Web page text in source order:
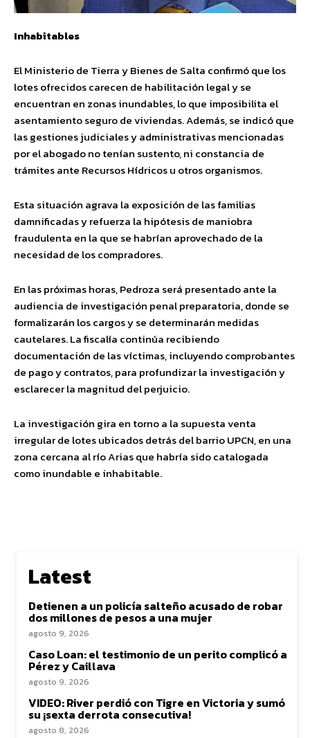
Inhabitables
El Ministerio de Tierra y Bienes de Salta confirmó que los
lotes ofrecidos carecen de habilitación legal y se
encuentran en zonas inundables, lo que imposibilita el
asentamiento seguro de viviendas. Además, se indicó que
las gestiones judiciales y administrativas mencionadas
por el abogado no tenían sustento, ni constancia de
trámites ante Recursos Hídricos u otros organismos.
Esta situación agrava la exposición de las familias
damnificadas y refuerza la hipótesis de maniobra
fraudulenta en la que se habrían aprovechado de la
necesidad de los compradores.
En las próximas horas, Pedroza será presentado ante la
audiencia de investigación penal preparatoria, donde se
formalizarán los cargos y se determinarán medidas
cautelares. La fiscalía continúa recibiendo
documentación de las víctimas, incluyendo comprobantes
de pago y contratos, para profundizar la investigación y
esclarecer la magnitud del perjuicio.
La investigación gira en torno a la supuesta venta
irregular de lotes ubicados detrás del barrio UPCN, en una
zona cercana al río Arias que habría sido catalogada
como inundable e inhabitable.
Latest
Detienen a un policía salteño acusado de robar
dos millones de pesos a una mujer
agosto 9, 2026
Caso Loan: el testimonio de un perito complicó a
Pérez y Caillava
agosto 9, 2026
VIDEO: River perdió con Tigre en Victoria y sumó
su ¡sexta derrota consecutiva!
agosto 8, 2026